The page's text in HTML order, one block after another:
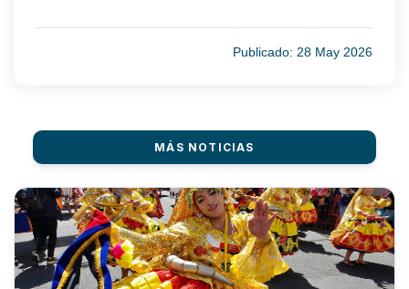
Publicado: 28 May 2026
MÁS NOTICIAS